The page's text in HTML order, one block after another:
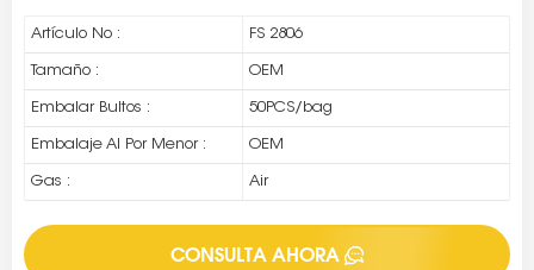
Artículo No : FS 2806
Tamaño : OEM
Embalar Bultos : 50PCS/bag
Embalaje Al Por Menor : OEM
Gas : Air
CONSULTA AHORA